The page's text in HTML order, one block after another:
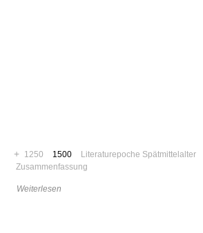
News
Foren
+ 1250 1500 Literaturepoche Spätmittelalter
Zusammenfassung
Weiterlesen